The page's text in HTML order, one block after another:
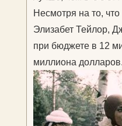
Несмотря на то,
Элизабет Тейлор,
при бюджете в 12
миллиона